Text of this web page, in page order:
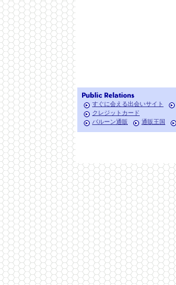
すぐに会える出会いサイト
クレジットカード
バルーン通販
通販王国